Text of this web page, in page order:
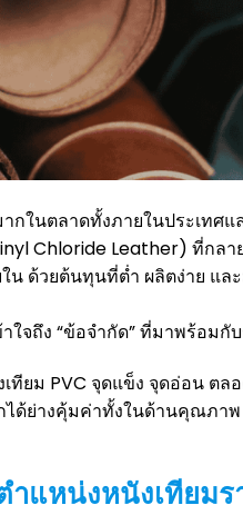
ในตลาดทั้งภายในประเทศแ
Chloride Leather) ที่กลา
ใน ด้วยต้นทุนที่ต่ำ ผลิตง่าย แ
จถึง “ข้อจำกัด” ที่มาพร้อมกั
ยม PVC จุดแข็ง จุดอ่อน ตล
ได้ย่างคุ้มค่าทั้งในด้านคุณภา
ำแหน่งหนังเทียม